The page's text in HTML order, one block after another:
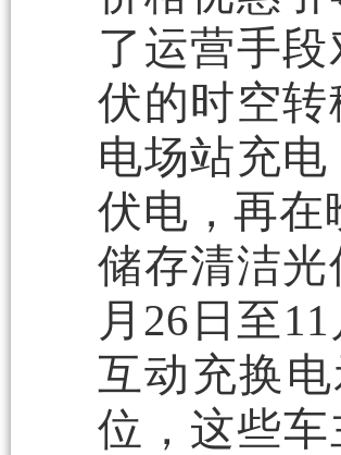
了运营手
伏的时空
电场站充
伏电，再在
储存清洁
月26日至
互动充换
位，这些